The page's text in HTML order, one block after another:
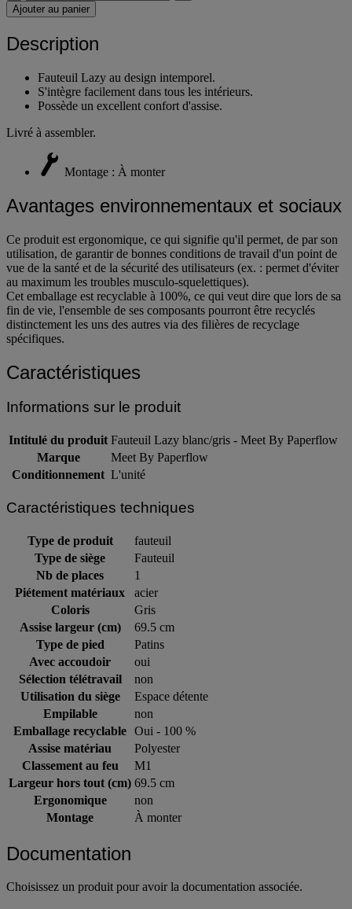
Ajouter au panier
Description
Fauteuil Lazy au design intemporel.
S'intègre facilement dans tous les intérieurs.
Possède un excellent confort d'assise.
Livré à assembler.
Montage : À monter
Avantages environnementaux et sociaux
Ce produit est ergonomique, ce qui signifie qu'il permet, de par son
utilisation, de garantir de bonnes conditions de travail d'un point de
vue de la santé et de la sécurité des utilisateurs (ex. : permet d'éviter
au maximum les troubles musculo-squelettiques).
Cet emballage est recyclable à 100%, ce qui veut dire que lors de sa
fin de vie, l'ensemble de ses composants pourront être recyclés
distinctement les uns des autres via des filières de recyclage
spécifiques.
Caractéristiques
Informations sur le produit
Intitulé du produit Fauteuil Lazy blanc/gris - Meet By Paperflow
Marque
Meet By Paperflow
Conditionnement L'unité
Caractéristiques techniques
Type de produit
fauteuil
Type de siège
Fauteuil
Nb de places
1
Piétement matériaux
acier
Coloris
Gris
Assise largeur (cm)
69.5 cm
Type de pied
Patins
Avec accoudoir
oui
Sélection télétravail
non
Utilisation du siège
Espace détente
Empilable
non
Emballage recyclable Oui - 100 %
Assise matériau
Polyester
Classement au feu
M1
Largeur hors tout (cm) 69.5 cm
Ergonomique
non
Montage
À monter
Documentation
Choisissez un produit pour avoir la documentation associée.